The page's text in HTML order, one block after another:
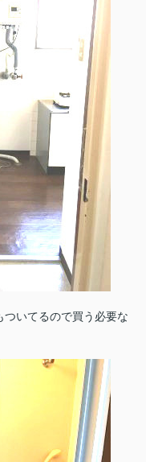
いてるので買う必要な